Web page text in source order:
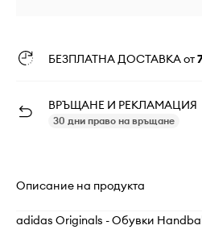
БЕЗПЛАТНА ДОСТАВКА от
ВРЪЩАНЕ И РЕКЛАМАЦИЯ
30 дни право на връщане
Описание на продукта
adidas Originals - Обувки